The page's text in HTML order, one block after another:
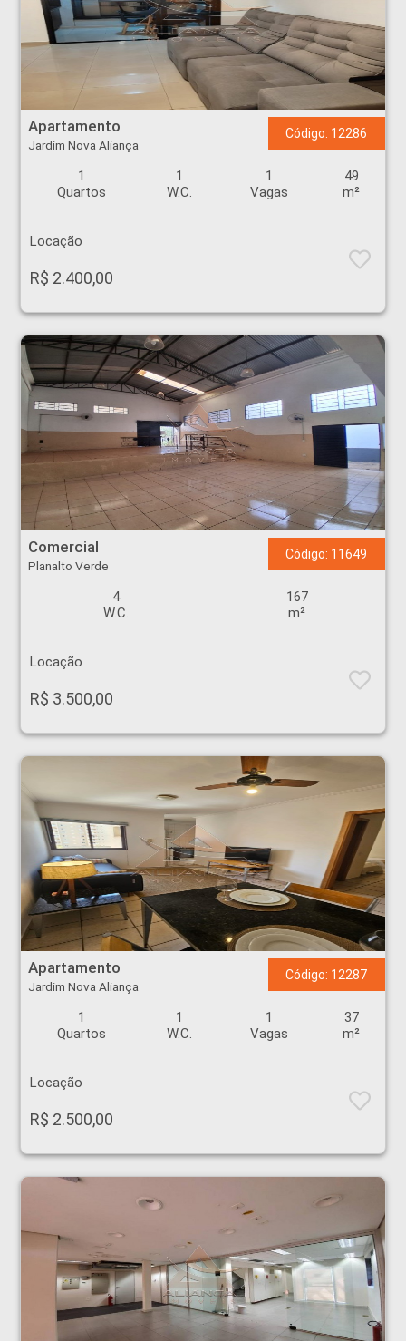
Apartamento - Jardim Nova Aliança - Ribeirão Preto
Apartamento
Jardim Nova Aliança
Código: 12286
1
Quartos
1
W.C.
1
Vagas
49
m²
Locação
R$ 2.400,00
Comercial - Planalto Verde - Ribeirão Preto
Comercial
Planalto Verde
Código: 11649
4
W.C.
167
m²
Locação
R$ 3.500,00
Apartamento - Jardim Nova Aliança - Ribeirão Preto
Apartamento
Jardim Nova Aliança
Código: 12287
1
Quartos
1
W.C.
1
Vagas
37
m²
Locação
R$ 2.500,00